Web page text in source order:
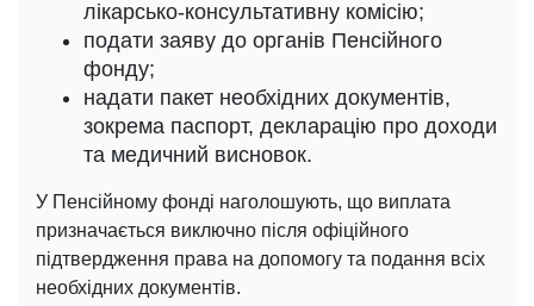
лікарсько-консультативну комісію;
подати заяву до органів Пенсійного
фонду;
надати пакет необхідних документів,
зокрема паспорт, декларацію про доходи
та медичний висновок.
У Пенсійному фонді наголошують, що виплата
призначається виключно після офіційного
підтвердження права на допомогу та подання всіх
необхідних документів.